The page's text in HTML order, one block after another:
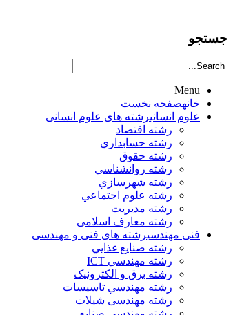
جستجو
Menu
خانهصفحه نخست
علوم انسانيرشته های علوم انسانی
رشته اقتصاد
رشته حسابداري
رشته حقوق
رشته روانشناسي
رشته شهرسازي
رشته علوم اجتماعي
رشته مديريت
رشته معارف اسلامی
فنی مهندسیرشته های فنی و مهندسی
رشته صنايع غذايي
رشته مهندسي ICT
رشته برق و الکترونيک
رشته مهندسي تاسيسات
رشته مهندسی شیلات